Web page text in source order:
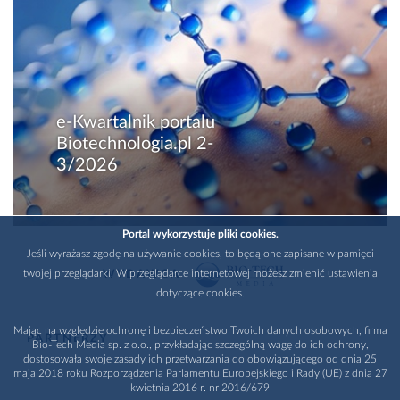
e-Kwartalnik portalu
Biotechnologia.pl 2-
3/2026
WYDAWCA
PARTNERZY
Portal wykorzystuje pliki cookies.
Jeśli wyrażasz zgodę na używanie cookies, to będą one zapisane w pamięci
twojej przeglądarki. W przeglądarce internetowej możesz zmienić ustawienia
dotyczące cookies.
Mając na względzie ochronę i bezpieczeństwo Twoich danych osobowych, firma
Bio-Tech Media sp. z o.o., przykładając szczególną wagę do ich ochrony,
dostosowała swoje zasady ich przetwarzania do obowiązującego od dnia 25
maja 2018 roku Rozporządzenia Parlamentu Europejskiego i Rady (UE) z dnia 27
kwietnia 2016 r. nr 2016/679